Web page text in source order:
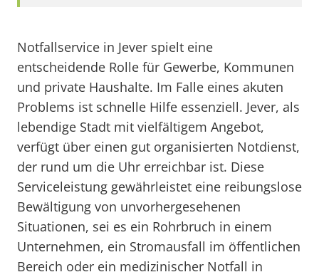
Notfallservice in Jever spielt eine
entscheidende Rolle für Gewerbe, Kommunen
und private Haushalte. Im Falle eines akuten
Problems ist schnelle Hilfe essenziell. Jever, als
lebendige Stadt mit vielfältigem Angebot,
verfügt über einen gut organisierten Notdienst,
der rund um die Uhr erreichbar ist. Diese
Serviceleistung gewährleistet eine reibungslose
Bewältigung von unvorhergesehenen
Situationen, sei es ein Rohrbruch in einem
Unternehmen, ein Stromausfall im öffentlichen
Bereich oder ein medizinischer Notfall in